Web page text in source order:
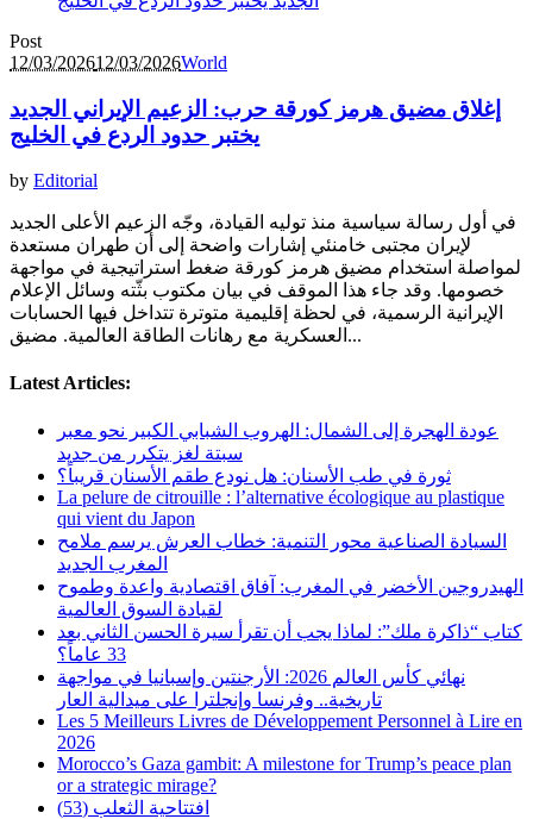
Post
12/03/202612/03/2026World
إغلاق مضيق هرمز كورقة حرب: الزعيم الإيراني الجديد
يختبر حدود الردع في الخليج
by Editorial
في أول رسالة سياسية منذ توليه القيادة، وجّه الزعيم الأعلى الجديد
لإيران مجتبى خامنئي إشارات واضحة إلى أن طهران مستعدة
لمواصلة استخدام مضيق هرمز كورقة ضغط استراتيجية في مواجهة
خصومها. وقد جاء هذا الموقف في بيان مكتوب بثّته وسائل الإعلام
الإيرانية الرسمية، في لحظة إقليمية متوترة تتداخل فيها الحسابات
العسكرية مع رهانات الطاقة العالمية. مضيق...
Latest Articles:
عودة الهجرة إلى الشمال: الهروب الشبابي الكبير نحو معبر
سبتة لغز يتكرر من جديد
ثورة في طب الأسنان: هل نودع طقم الأسنان قريباً؟
La pelure de citrouille : l’alternative écologique au plastique
qui vient du Japon
السيادة الصناعية محور التنمية: خطاب العرش يرسم ملامح
المغرب الجديد
الهيدروجين الأخضر في المغرب: آفاق اقتصادية واعدة وطموح
لقيادة السوق العالمية
كتاب “ذاكرة ملك”: لماذا يجب أن تقرأ سيرة الحسن الثاني بعد
33 عاماً؟
نهائي كأس العالم 2026: الأرجنتين وإسبانيا في مواجهة
تاريخية.. وفرنسا وإنجلترا على ميدالية العار
Les 5 Meilleurs Livres de Développement Personnel à Lire en
2026
Morocco’s Gaza gambit: A milestone for Trump’s peace plan
or a strategic mirage?
افتتاحية الثعلب (53)